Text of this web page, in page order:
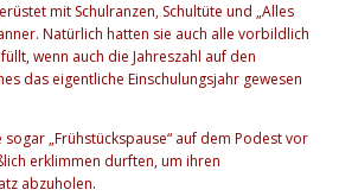
mit Schulranzen, Schultüte und „Alles
Natürlich hatten sie auch alle vorbildlich
wenn auch die Jahreszahl auf den
das eigentliche Einschulungsjahr gewesen
„Frühstückspause“ auf dem Podest vor
erklimmen durften, um ihren
abzuholen.